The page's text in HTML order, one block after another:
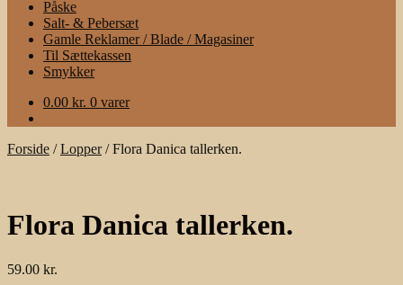
Påske
Salt- & Pebersæt
Gamle Reklamer / Blade / Magasiner
Til Sættekassen
Smykker
0.00 kr. 0 varer
Forside /Lopper/Flora Danica tallerken.
Flora Danica tallerken.
59.00 kr.